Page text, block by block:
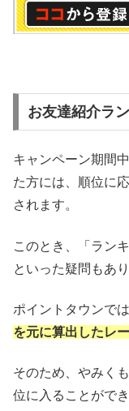
お友達紹介ラ
キャンペーン期間
た方には、順位に
されます。
このとき、「ラン
といった疑問もあ
ポイントタウンでは
を元に算出したレー
そのため、やみく
位に入ることがで